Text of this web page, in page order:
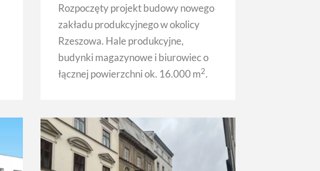
Rozpoczęty projekt budowy nowego
zakładu produkcyjnego w okolicy
Rzeszowa. Hale produkcyjne,
budynki magazynowe i biurowiec o
łącznej powierzchni ok. 16.000 m2.